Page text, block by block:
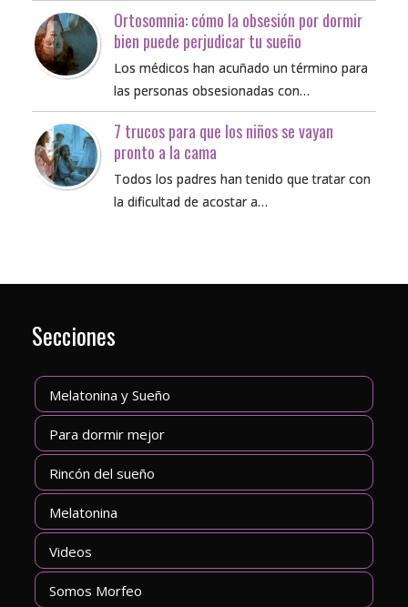
Ortosomnia: cómo la obsesión por dormir
bien puede perjudicar tu sueño
Los médicos han acuñado un término para
las personas obsesionadas con…
7 trucos para que los niños se vayan
pronto a la cama
Todos los padres han tenido que tratar con
la dificultad de acostar a…
Secciones
Melatonina y Sueño
Para dormir mejor
Rincón del sueño
Melatonina
Videos
Somos Morfeo